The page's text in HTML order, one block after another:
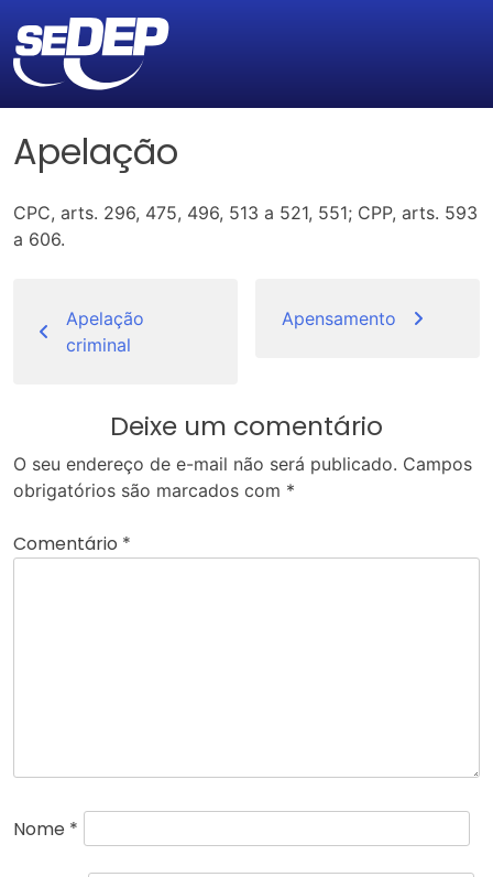
Apelação
CPC, arts. 296, 475, 496, 513 a 521, 551; CPP, arts. 593
a 606.
de
Post
Apelação
criminal
Apensamento
Deixe um comentário
O seu endereço de e-mail não será publicado. Campos
obrigatórios são marcados com *
Comentário *
Nome *